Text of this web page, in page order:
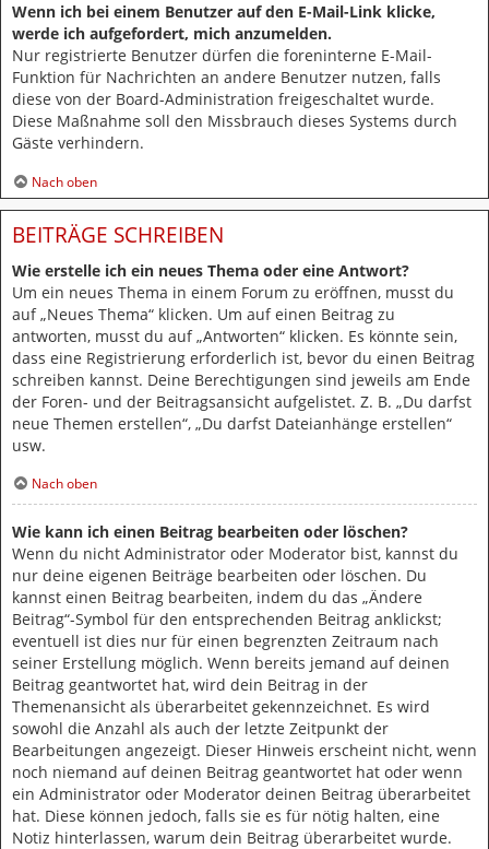
Wenn ich bei einem Benutzer auf den E-Mail-Link klicke,
werde ich aufgefordert, mich anzumelden.
Nur registrierte Benutzer dürfen die foreninterne E-Mail-
Funktion für Nachrichten an andere Benutzer nutzen, falls
diese von der Board-Administration freigeschaltet wurde.
Diese Maßnahme soll den Missbrauch dieses Systems durch
Gäste verhindern.
Nach oben
BEITRÄGE SCHREIBEN
Wie erstelle ich ein neues Thema oder eine Antwort?
Um ein neues Thema in einem Forum zu eröffnen, musst du
auf „Neues Thema“ klicken. Um auf einen Beitrag zu
antworten, musst du auf „Antworten“ klicken. Es könnte sein,
dass eine Registrierung erforderlich ist, bevor du einen Beitrag
schreiben kannst. Deine Berechtigungen sind jeweils am Ende
der Foren- und der Beitragsansicht aufgelistet. Z. B. „Du darfst
neue Themen erstellen“, „Du darfst Dateianhänge erstellen“
usw.
Nach oben
Wie kann ich einen Beitrag bearbeiten oder löschen?
Wenn du nicht Administrator oder Moderator bist, kannst du
nur deine eigenen Beiträge bearbeiten oder löschen. Du
kannst einen Beitrag bearbeiten, indem du das „Ändere
Beitrag“-Symbol für den entsprechenden Beitrag anklickst;
eventuell ist dies nur für einen begrenzten Zeitraum nach
seiner Erstellung möglich. Wenn bereits jemand auf deinen
Beitrag geantwortet hat, wird dein Beitrag in der
Themenansicht als überarbeitet gekennzeichnet. Es wird
sowohl die Anzahl als auch der letzte Zeitpunkt der
Bearbeitungen angezeigt. Dieser Hinweis erscheint nicht, wenn
noch niemand auf deinen Beitrag geantwortet hat oder wenn
ein Administrator oder Moderator deinen Beitrag überarbeitet
hat. Diese können jedoch, falls sie es für nötig halten, eine
Notiz hinterlassen, warum dein Beitrag überarbeitet wurde.